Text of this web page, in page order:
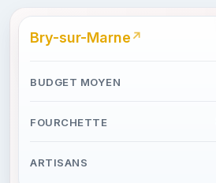
Bry-sur-Marne